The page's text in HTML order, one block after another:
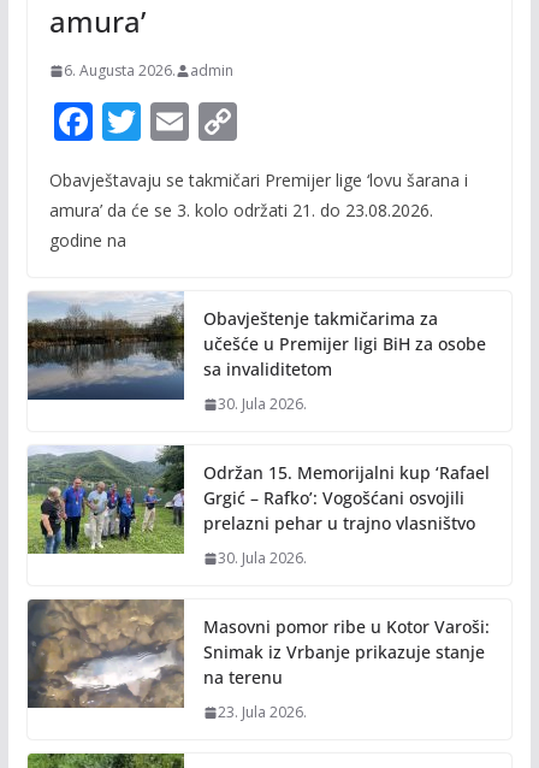
amura’
6. Augusta 2026. admin
F
ac
e
b
o
k
T
itt
E
m
ai
C
o
p
n
k
Obavještavaju se takmičari Premijer lige ‘lovu šarana i
amura’ da će se 3. kolo održati 21. do 23.08.2026.
godine na
Obavještenje takmičarima za
učešće u Premijer ligi BiH za osobe
sa invaliditetom
30. Jula 2026.
Održan 15. Memorijalni kup ‘Rafael
Grgić – Rafko’: Vogošćani osvojili
prelazni pehar u trajno vlasništvo
30. Jula 2026.
Masovni pomor ribe u Kotor Varoši:
Snimak iz Vrbanje prikazuje stanje
na terenu
23. Jula 2026.